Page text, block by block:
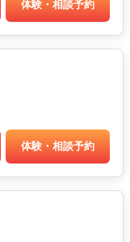
体験・相談予約
体験・相談予約